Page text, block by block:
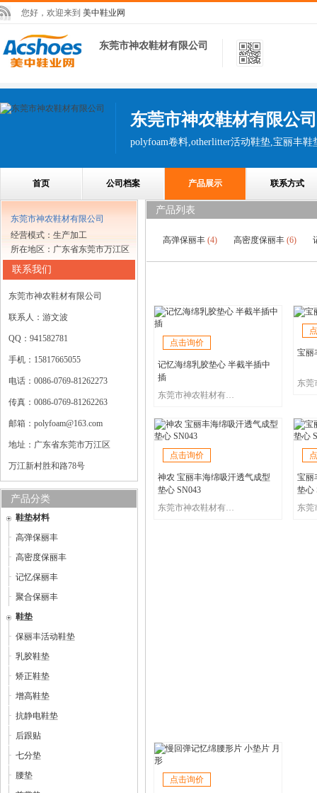
您好，欢迎来到 美中鞋业网
东莞市神农鞋材有限公司
东莞市神农鞋材有限公司
首页 公司档案 产品展示 联系方式
东莞市神农鞋材有限公司
经营模式：生产加工
所在地区：广东省东莞市万江区
联系我们
东莞市神农鞋材有限公司
联系人：游文波
QQ：941582781
手机：15817665055
电话：0086-0769-81262273
传真：0086-0769-81262263
邮箱：polyfoam@163.com
地址：广东省东莞市万江区
万江新村胜和路78号
产品分类
鞋垫材料
高弹保丽丰
高密度保丽丰
记忆保丽丰
聚合保丽丰
鞋垫
保丽丰活动鞋垫
乳胶鞋垫
矫正鞋垫
增高鞋垫
抗静电鞋垫
后跟贴
七分垫
腰垫
产品列表
高弹保丽丰 (4) 高密度保丽丰 (6)
点击询价
记忆海绵乳胶垫心 半截半插中
插
东莞市神农鞋材有限公司
宝丽
点击询价
神农 宝丽丰海绵吸汗透气成型
垫心 SN043
东莞市神农鞋材有限公司
宝丽
垫心
点击询价